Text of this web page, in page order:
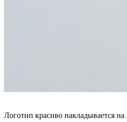
Логотип красиво накладывается